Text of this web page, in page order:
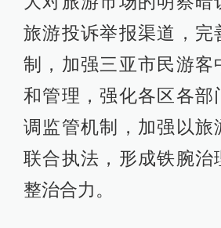
旅游投诉举报渠道，完
制，加强三亚市民游客
和管理，强化各区各部
调监管机制，加强以旅
联合执法，形成铁腕治
整治合力。